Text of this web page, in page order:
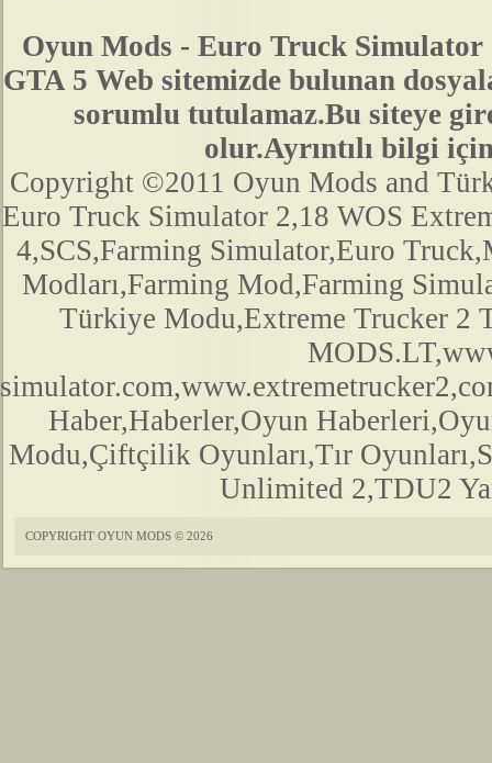
Oyun Mods - Euro Truck
GTA 5 Web sitemizde bulunan
sorumlu tutulamaz.Bu siteye
olur.Ayrıntılı bilgi
Copyright ©2011 Oyun Mods and
Euro Truck Simulator 2,18 WOS
4,SCS,Farming Simulator,Euro
Modları,Farming Mod,Farming
Türkiye Modu,Extreme Trucker 2
Haber,Haberler,Oyun
Modu,Çiftçilik Oyunları,Tır
Unlimited 2,TDU2
COPYRIGHT OYUN MODS © 2026